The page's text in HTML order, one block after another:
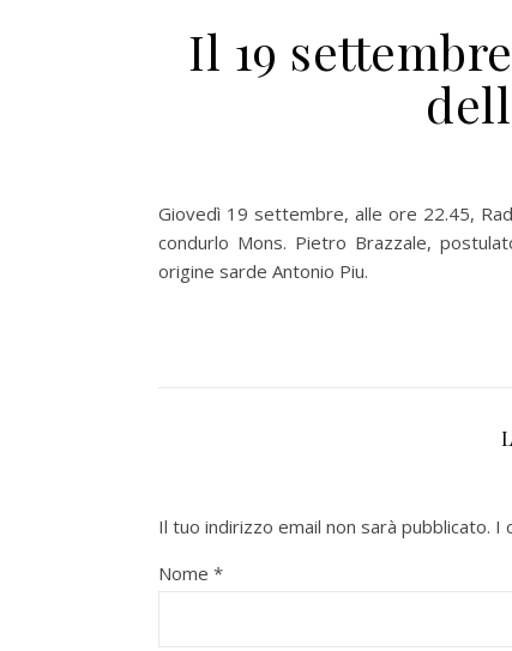
Il 19
Giovedì 19 settembre, alle ore 22.45,
condurlo Mons. Pietro Brazzale,
origine sarde Antonio Piu.
Il tuo indirizzo email non sarà pubblicato. I
Nome *